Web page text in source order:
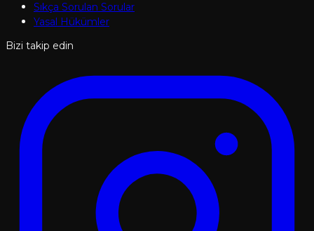
Sıkça Sorulan Sorular
Yasal Hükümler
Bizi takip edin